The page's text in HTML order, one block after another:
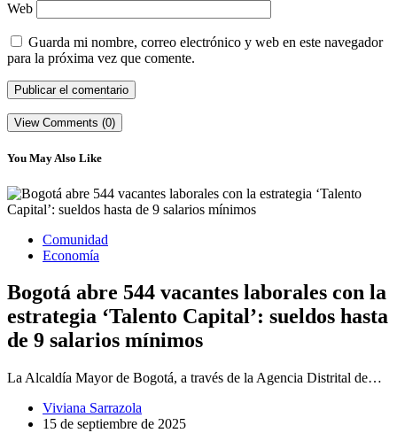
Web
Guarda mi nombre, correo electrónico y web en este navegador
para la próxima vez que comente.
View Comments (0)
You May Also Like
Comunidad
Economía
Bogotá abre 544 vacantes laborales con la
estrategia ‘Talento Capital’: sueldos hasta
de 9 salarios mínimos
La Alcaldía Mayor de Bogotá, a través de la Agencia Distrital de…
Viviana Sarrazola
15 de septiembre de 2025